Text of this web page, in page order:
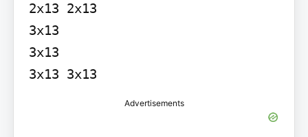
2x13 2x13
3x13
3x13
3x13 3x13
Advertisements